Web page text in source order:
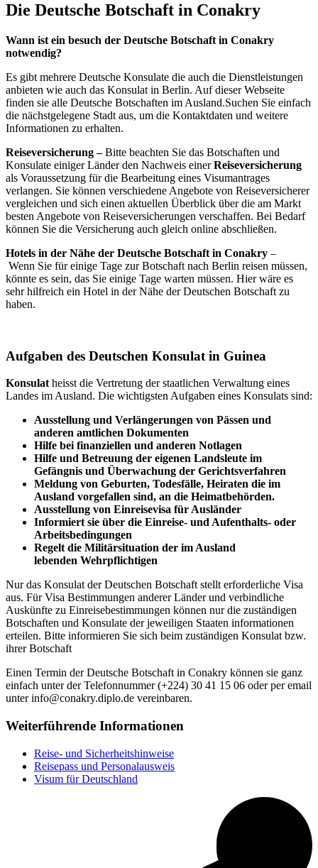
Die Deutsche Botschaft in Conakry
Wann ist ein besuch der Deutsche Botschaft in Conakry
notwendig?
Es gibt mehrere Deutsche Konsulate die auch die Dienstleistungen
anbieten wie auch das Konsulat in Berlin. Auf dieser Webseite
finden sie alle Deutsche Botschaften im Ausland.Suchen Sie einfach
die nächstgelegene Stadt aus, um die Kontaktdaten und weitere
Informationen zu erhalten.
Reiseversicherung –Bitte beachten Sie das Botschaften und
Konsulate einiger Länder den Nachweis einerReiseversicherung
als Voraussetzung für die Bearbeitung eines Visumantrages
verlangen. Sie können verschiedene Angebote von Reiseversicherer
vergleichen und sich einen aktuellen Überblick über die am Markt
besten Angebote von Reiseversicherungen verschaffen. Bei Bedarf
können Sie die Versicherung auch gleich online abschließen.
Hotels in der Nähe der Deutsche Botschaft in Conakry –
Wenn Sie für einige Tage zur Botschaft nach Berlin reisen müssen,
könnte es sein, das Sie einige Tage warten müssen. Hier wäre es
sehr hilfreich ein Hotel in der Nähe der Deutschen Botschaft zu
haben.
Aufgaben des Deutschen Konsulat in Guinea
Konsulatheisst die Vertretung der staatlichen Verwaltung eines
Landes im Ausland. Die wichtigsten Aufgaben eines Konsulats sind:
Ausstellung und Verlängerungen von Pässen und
anderen amtlichen Dokumenten
Hilfe bei finanziellen und anderen Notlagen
Hilfe und Betreuung der eigenen Landsleute im
Gefängnis und Überwachung der Gerichtsverfahren
Meldung von Geburten, Todesfälle, Heiraten die im
Ausland vorgefallen sind, an die Heimatbehörden.
Ausstellung von Einreisevisa für Ausländer
Informiert sie über die Einreise- und Aufenthalts- oder
Arbeitsbedingungen
Regelt die Militärsituation der im Ausland
lebenden Wehrpflichtigen
Nur das Konsulat der Deutschen Botschaft stellt erforderliche Visa
aus. Für Visa Bestimmungen anderer Länder und verbindliche
Auskünfte zu Einreisebestimmungen können nur die zuständigen
Botschaften und Konsulate der jeweiligen Staaten informationen
erteilen. Bitte informieren Sie sich beim zuständigen Konsulat bzw.
ihrer Botschaft
Einen Termin der Deutsche Botschaft in Conakry können sie ganz
einfach unter der Telefonnummer (+224) 30 41 15 06 oder per email
unter info@conakry.diplo.de vereinbaren.
Weiterführende Informationen
Reise- und Sicherheitshinweise
Reisepass und Personalausweis
Visum für Deutschland